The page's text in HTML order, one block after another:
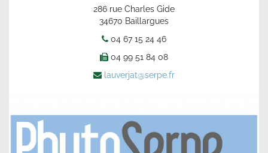
286 rue Charles Gide
34670 Baillargues
04 67 15 24 46
04 99 51 84 08
lauverjat@serpe.fr